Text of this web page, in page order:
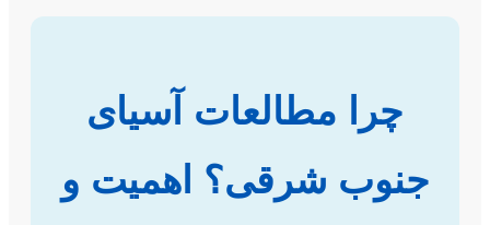
چرا مطالعات آسیای
جنوب شرقی؟ اهمیت و